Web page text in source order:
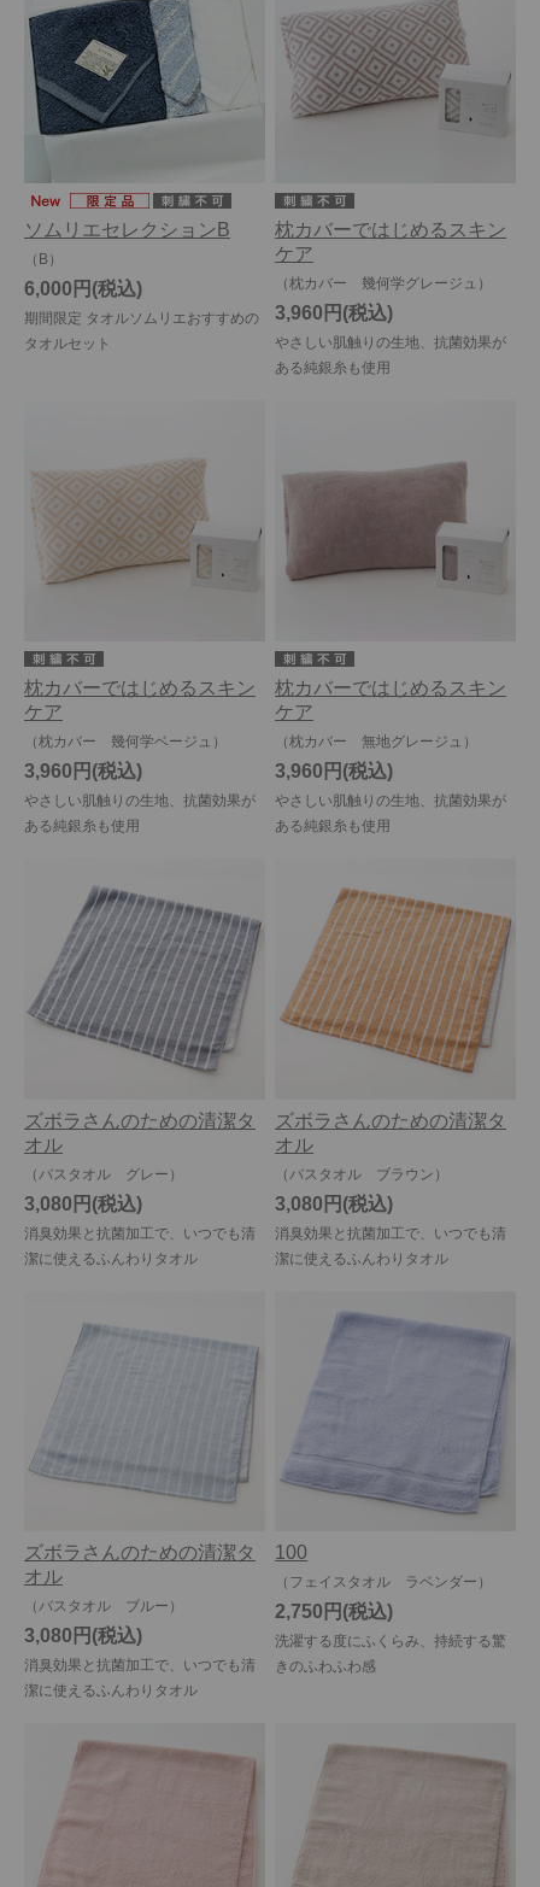
ソムリエセレクションB
（B）
期間限定 タオルソムリエおすすめの
タオルセット
6,000円
枕カバーではじめるスキン
ケア
（枕カバー 幾何学グレージュ）
やさしい肌触りの生地、抗菌効果が
ある純銀糸も使用
3,960円
枕カバーではじめるスキン
ケア
（枕カバー 幾何学ベージュ）
やさしい肌触りの生地、抗菌効果が
ある純銀糸も使用
3,960円
枕カバーではじめるスキン
ケア
（枕カバー 無地グレージュ）
やさしい肌触りの生地、抗菌効果が
ある純銀糸も使用
3,960円
ズボラさんのための清潔タ
オル
（バスタオル グレー）
消臭効果と抗菌加工で、いつでも清
潔に使えるふんわりタオル
3,080円
ズボラさんのための清潔タ
オル
（バスタオル ブラウン）
消臭効果と抗菌加工で、いつでも清
潔に使えるふんわりタオル
3,080円
ズボラさんのための清潔タ
オル
（バスタオル ブルー）
消臭効果と抗菌加工で、いつでも清
潔に使えるふんわりタオル
3,080円
100
（フェイスタオル ラベンダー）
洗濯する度にふくらみ、持続する驚
きのふわふわ感
2,750円